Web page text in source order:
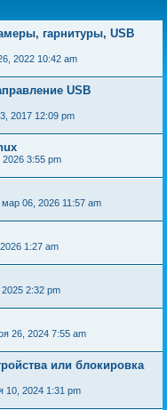
гарнитуры, USB
2022 10:42 am
USB
2017 12:09 pm
3:55 pm
06, 2026 11:57 am
1:27 am
2:32 pm
26, 2024 7:55 am
или блокировка
10, 2024 1:31 pm